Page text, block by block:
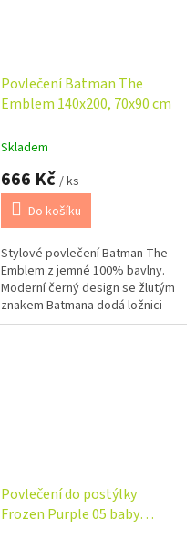
Povlečení Batman The
Emblem 140x200, 70x90 cm
Skladem
666 Kč / ks
Do košíku
Stylové povlečení Batman The
Emblem z jemné 100% bavlny.
Moderní černý design se žlutým
znakem Batmana dodá ložnici
originální vzhled. Rozměr
Povlečení do postýlky
Frozen Purple 05 baby